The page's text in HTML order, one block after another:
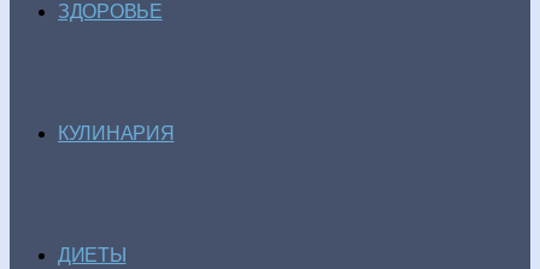
ЗДОРОВЬЕ
КУЛИНАРИЯ
ДИЕТЫ